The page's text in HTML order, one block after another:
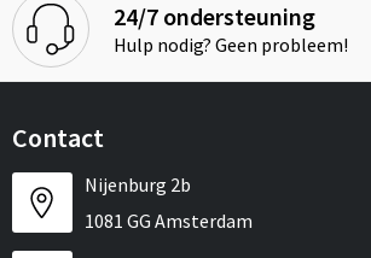
24/7 ondersteuning
Hulp nodig? Geen probleem!
Contact
Nijenburg 2b
1081 GG Amsterdam